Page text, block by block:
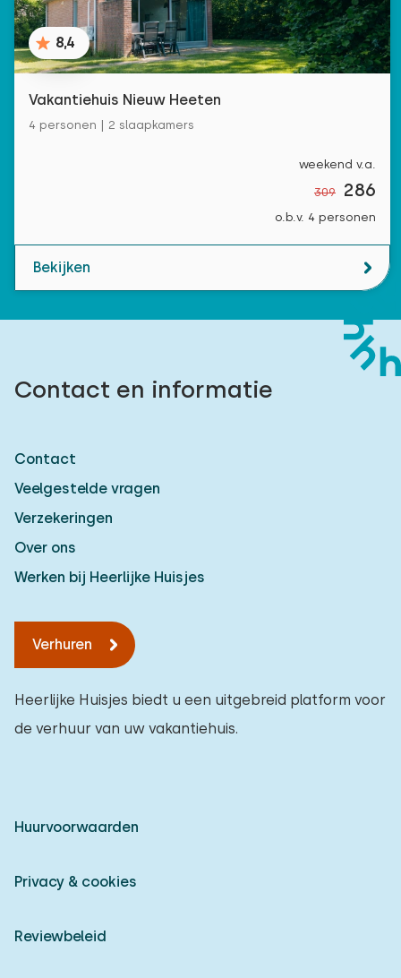
8,4
Vakantiehuis Nieuw Heeten
4 personen | 2 slaapkamers
weekend v.a.
309 286
o.b.v. 4 personen
Bekijken
Contact en informatie
Contact
Veelgestelde vragen
Verzekeringen
Over ons
Werken bij Heerlijke Huisjes
Verhuren
Heerlijke Huisjes biedt u een uitgebreid platform voor
de verhuur van uw vakantiehuis.
Huurvoorwaarden
Privacy & cookies
Reviewbeleid